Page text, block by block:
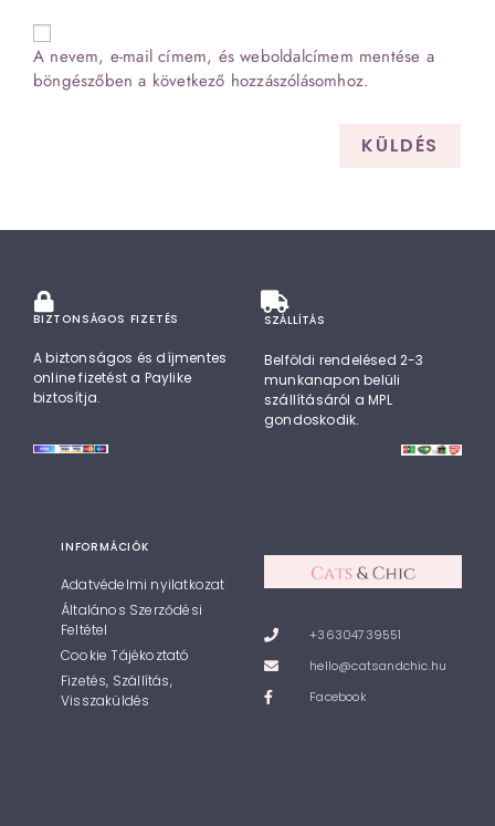
A nevem, e-mail címem, és weboldalcímem mentése a
böngészőben a következő hozzászólásomhoz.
BIZTONSÁGOS FIZETÉS
A biztonságos és díjmentes
online fizetést a Paylike
biztosítja.
SZÁLLÍTÁS
Belföldi rendelésed 2-3
munkanapon belüli
szállításáról a MPL
gondoskodik.
INFORMÁCIÓK
Adatvédelmi nyilatkozat
Általános Szerződési
Feltétel
Cookie Tájékoztató
Fizetés, Szállítás,
Visszaküldés
+36304739551
hello@catsandchic.hu
Facebook